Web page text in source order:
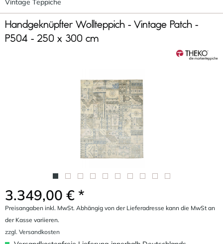
Handgeknüpfter Wollteppich - Vintage Patch -
P504 - 250 x 300 cm
3.349,00 € *
Preisangaben inkl. MwSt. Abhängig von der Lieferadresse kann die MwSt an
der Kasse variieren.
zzgl. Versandkosten